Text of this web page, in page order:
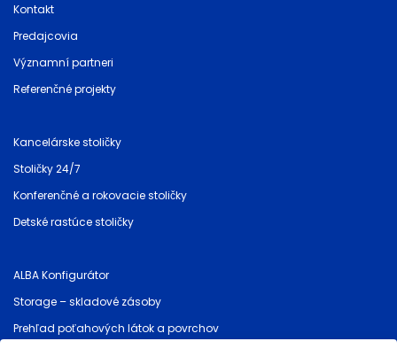
Kontakt
Predajcovia
Významní partneri
Referenčné projekty
Kancelárske stoličky
Stoličky 24/7
Konferenčné a rokovacie stoličky
Detské rastúce stoličky
ALBA Konfigurátor
Storage – skladové zásoby
Prehľad poťahových látok a povrchov